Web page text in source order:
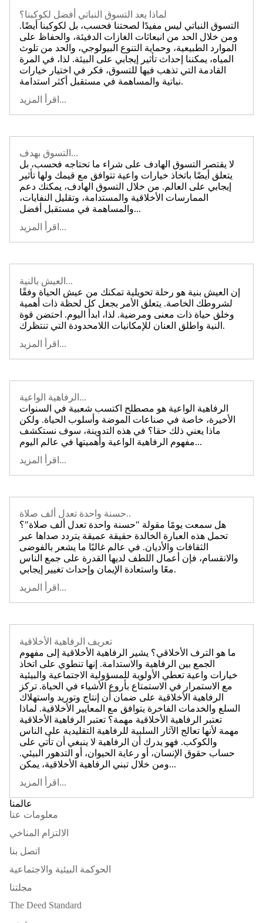
لماذا يعد التسوق النباتي أفضل لكوكبنا؟
التسوق النباتي ليس مفيدًا لصحتنا فحسب، بل لكوكبنا أيضًا.
ومن خلال الحد من انبعاثات الغازات الدفيئة، والحفاظ على
الموارد الطبيعية، وحماية التنوع البيولوجي، والحد من تلوث
المياه، يمكننا إحداث تأثير إيجابي على البيئة. لذا، في المرة
القادمة التي تذهب فيها للتسوق، فكر في اختيار خيارات
نباتية والمساهمة في مستقبل أكثر استدامة.
اقرأ المزيد...
التسوق بهدف...
لا يقتصر التسوق الهادف على شراء ما تحتاجه فحسب، بل
يتعلق أيضًا باتخاذ خيارات واعية تتوافق مع قيمك ولها تأثير
إيجابي على العالم. من خلال التسوق الهادف، يمكنك دعم
الممارسات الأخلاقية والمستدامة، وتقليل النفايات،
والمساهمة في مستقبل أفضل...
اقرأ المزيد...
العيش بالنية...
إن العيش بنية هو رحلة تحويلية تمكنك من عيش الحياة وفقًا
لشروطك الخاصة. يتعلق الأمر بجعل كل لحظة ذات أهمية
وخلق حياة ذات معنى ومرضية. لذا، ابدأ اليوم. احتضن قوة
النية واطلق العنان للإمكانيات اللامحدودة التي تنتظرك.
اقرأ المزيد...
الرفاهية الواعية...
الرفاهية الواعية هو مصطلح اكتسب شعبية في السنوات
الأخيرة، خاصة في صناعات الموضة وأسلوب الحياة. ولكن
ماذا يعني ذلك حقا؟ في هذه التدوينة، سوف نستكشف
مفهوم الرفاهية الواعية وأهميتها في عالم اليوم...
اقرأ المزيد...
حسنة واحدة تعدل ألف صلاة..
هل سمعت يومًا مقولة "حسنة واحدة تعدل ألف صلاة"؟
تحمل هذه العبارة الخالدة حقيقة عميقة يتردد صداها عبر
الثقافات والأديان. في عالم غالبًا ما يشعر بالفوضى
والانقسام، فإن أعمال اللطف لديها القدرة على جمع الناس
معًا واستعادة الإيمان وإحداث تغيير إيجابي.
اقرأ المزيد...
تعريف الرفاهية الأخلاقية
ما هو الترف الأخلاقي؟ يشير الرفاهية الأخلاقية إلى مفهوم
الجمع بين الرفاهية والاستدامة. إنها تنطوي على اتخاذ
خيارات واعية تعطي الأولوية للمسؤولية الاجتماعية والبيئية
مع الاستمرار في الاستمتاع بأروع الأشياء في الحياة. تركز
الرفاهية الأخلاقية على ضمان أن إنتاج وتوريد واستهلاك
السلع والخدمات الفاخرة يتوافق مع المعايير الأخلاقية. لماذا
تعتبر الرفاهية الأخلاقية مهمة؟ تعتبر الرفاهية الأخلاقية
مهمة لأنها تعالج الآثار السلبية للرفاهية التقليدية على الناس
والكوكب. فهو يدرك أن الرفاهية لا ينبغي أن تأتي على
حساب حقوق الإنسان، أو رعاية الحيوان، أو التدهور البيئي.
ومن خلال تبني الرفاهية الأخلاقية، يمكن...
اقرأ المزيد...
عالمنا
معلومات عنا
الالتزام المناخي
اتصل بنا
الحوكمة البيئية والاجتماعية
مجلتنا
The Deed Standard